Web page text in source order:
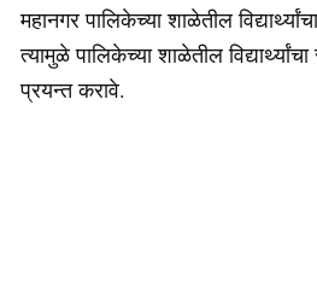
महानगर पालिकेच्या शाळेतील
त्यामुळे पालिकेच्या शाळेतील
प्रयन्त करावे.